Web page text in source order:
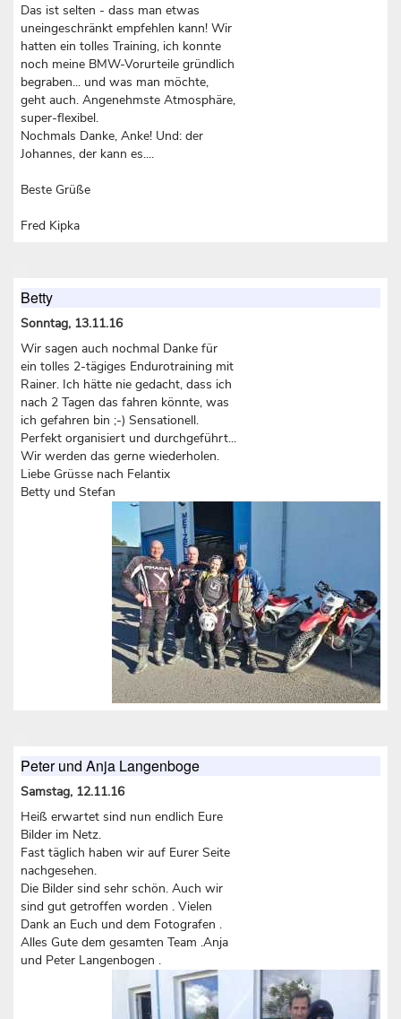
Das ist selten - dass man etwas
uneingeschränkt empfehlen kann! Wir
hatten ein tolles Training, ich konnte
noch meine BMW-Vorurteile gründlich
begraben... und was man möchte,
geht auch. Angenehmste Atmosphäre,
super-flexibel.
Nochmals Danke, Anke! Und: der
Johannes, der kann es....
Beste Grüße
Fred Kipka
Betty
Sonntag, 13.11.16
Wir sagen auch nochmal Danke für
ein tolles 2-tägiges Endurotraining mit
Rainer. Ich hätte nie gedacht, dass ich
nach 2 Tagen das fahren könnte, was
ich gefahren bin ;-) Sensationell.
Perfekt organisiert und durchgeführt...
Wir werden das gerne wiederholen.
Liebe Grüsse nach Felantix
Betty und Stefan
Peter und Anja Langenboge
Samstag, 12.11.16
Heiß erwartet sind nun endlich Eure
Bilder im Netz.
Fast täglich haben wir auf Eurer Seite
nachgesehen.
Die Bilder sind sehr schön. Auch wir
sind gut getroffen worden . Vielen
Dank an Euch und dem Fotografen .
Alles Gute dem gesamten Team .Anja
und Peter Langenbogen .